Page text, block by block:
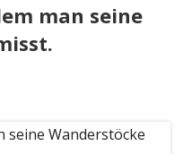
man seine